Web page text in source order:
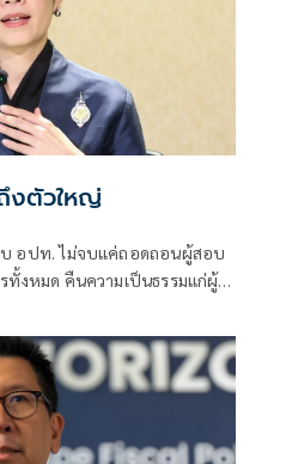
งตัวใหญ่
อปท. ไม่จบแค่ถอดถอนผู้สอบ
ทั้งหมด คืนความเป็นธรรมแก่ผู้
ารับราชการทุกระดับ